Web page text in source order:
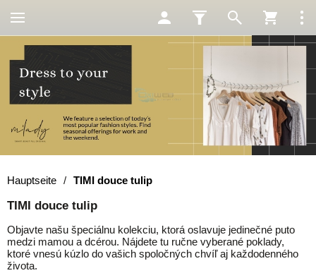
Hauptseite / TIMI douce tulip
TIMI douce tulip
Objavte našu špeciálnu kolekciu, ktorá oslavuje jedinečné puto
medzi mamou a dcérou. Nájdete tu ručne vyberané poklady,
ktoré vnesú kúzlo do vašich spoločných chvíľ aj každodenného
života.